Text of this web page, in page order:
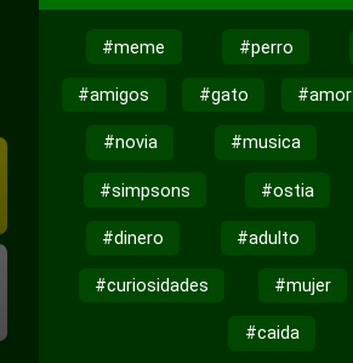
#meme #perro
#amigos #gato #amor
#novia #musica
#simpsons #ostia
#dinero #adulto
#curiosidades #mujer
#caida